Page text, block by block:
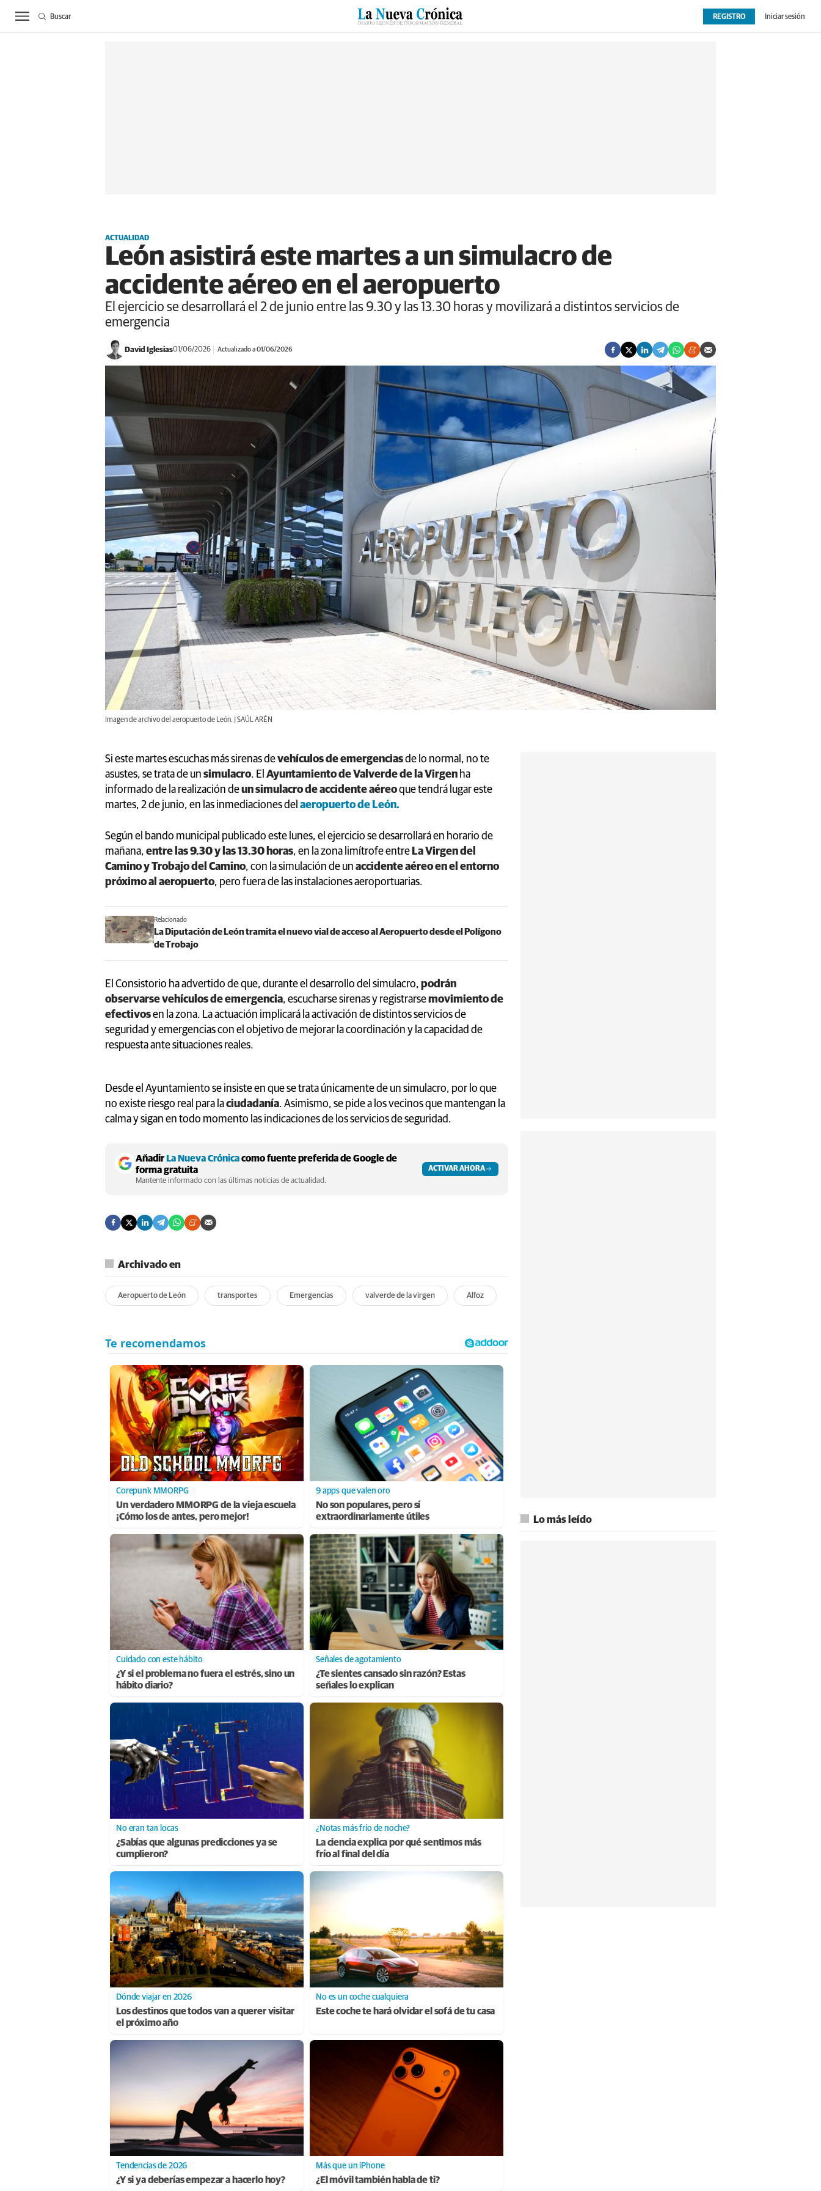
ACTUALIDAD BIERZO SUCESOS CULTURAS ESPECIALES DEPORTES OPINIÓN EXTRAS
REGISTRO Iniciar sesión
Buscar
ACTUALIDAD
León asistirá este martes a un simulacro de
accidente aéreo en el aeropuerto
El ejercicio se desarrollará el 2 de junio entre las 9.30 y las 13.30 horas y movilizará a distintos servicios de
emergencia
David Iglesias01/06/2026 Actualizado a 01/06/2026
Imagen de archivo del aeropuerto de León. | SAÚL ARÉN
Si este martes escuchas más sirenas devehículos de emergenciasde lo normal, no te
asustes, se trata de un simulacro. El Ayuntamiento de Valverde de la Virgen ha
informado de la realización deun simulacro de accidente aéreoque tendrá lugar este
martes, 2 de junio, en las inmediaciones del aeropuerto de León.
Según el bando municipal publicado este lunes, el ejercicio se desarrollará en horario de
mañana, entre las 9.30 y las 13.30 horas, en la zona limítrofe entre La Virgen del
Camino y Trobajo del Camino, con la simulación de un accidente aéreo en el entorno
próximo al aeropuerto, pero fuera de las instalaciones aeroportuarias.
Relacionado
La Diputación de León tramita el nuevo vial de acceso al Aeropuerto desde el Polígono
de Trobajo
El Consistorio ha advertido de que, durante el desarrollo del simulacro, podrán
observarse vehículos de emergencia, escucharse sirenas y registrarsemovimiento de
efectivosen la zona. La actuación implicará la activación de distintos servicios de
seguridad y emergencias con el objetivo de mejorar la coordinación y la capacidad de
respuesta ante situaciones reales.
Desde el Ayuntamiento se insiste en que se trata únicamente de un simulacro, por lo que
no existe riesgo real para laciudadanía. Asimismo, se pide a los vecinos que mantengan la
calma y sigan en todo momento las indicaciones de los servicios de seguridad.
AñadirLa Nueva Crónicacomo fuente preferida de Google de
forma gratuita
Mantente informado con las últimas noticias de actualidad.
ACTIVAR AHORA
Archivado en
Aeropuerto de León transportes Emergencias valverde de la virgen Alfoz
Corepunk MMORPG
Un verdadero MMORPG de la vieja escuela
¡Cómo los de antes, pero mejor!
9 apps que valen oro
No son populares, pero sí
extraordinariamente útiles
Cuidado con este hábito
¿Y si el problema no fuera el estrés, sino un
hábito diario?
Señales de agotamiento
¿Te sientes cansado sin razón? Estas
señales lo explican
No eran tan locas
¿Sabías que algunas predicciones ya se
cumplieron?
¿Notas más frío de noche?
La ciencia explica por qué sentimos más
frío al final del día
Dónde viajar en 2026
Los destinos que todos van a querer visitar
el próximo año
No es un coche cualquiera
Este coche te hará olvidar el sofá de tu casa
Tendencias de 2026
¿Y si ya deberías empezar a hacerlo hoy?
Más que un iPhone
¿El móvil también habla de ti?
Lo más leído